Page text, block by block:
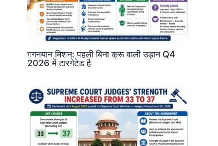
गगनयान मिशन: पहली बिना क्रू वाली उड़ान Q4
2026 में टारगेटेड है